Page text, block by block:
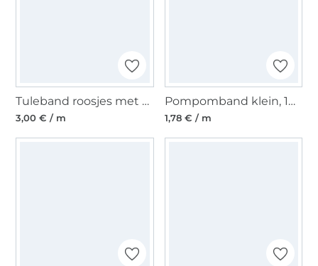
Tuleband roosjes met parels, 25 mm, rood
3,00 € / m
Pompomband klein, 10 mm, zwart
1,78 € / m